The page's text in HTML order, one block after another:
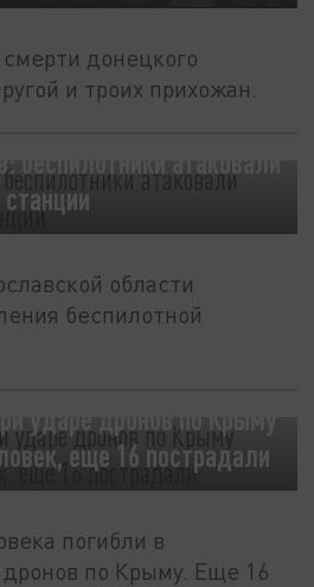
донецкого
и троих прихожан.
беспилотники атаковали
области
беспилотной
ударе дронов по Крыму
еще 16 пострадали
погибли в
дронов по Крыму. Еще 16